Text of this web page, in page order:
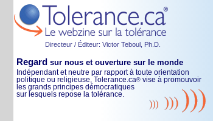
Directeur / Éditeur: Victor Teboul, Ph.D.
Regard sur nous et ouverture sur le monde
Indépendant et neutre par rapport à toute orientation
politique ou religieuse, Tolerance.ca® vise à promouvoir
les grands principes démocratiques
sur lesquels repose la tolérance.